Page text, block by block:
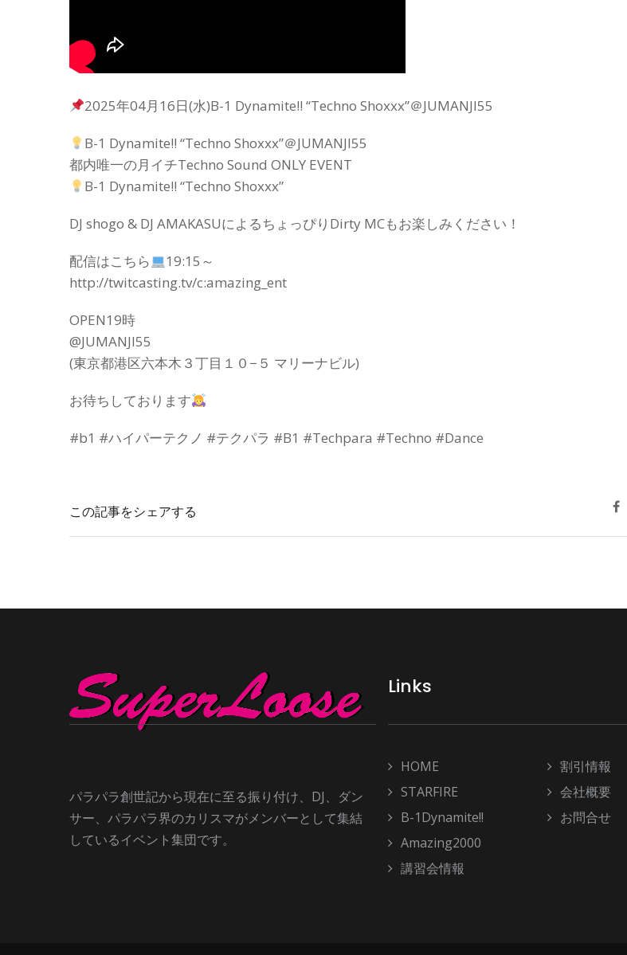
2025年04月16日(水)B-1 Dynamite!! “Techno Shoxxx”＠JUMANJI55
B-1 Dynamite!! “Techno Shoxxx”＠JUMANJI55
都内唯一の月イチTechno Sound ONLY EVENT
B-1 Dynamite!! “Techno Shoxxx”
DJ shogo & DJ AMAKASUによるちょっぴりDirty MCもお楽しみください！
配信はこちら
19:15～
http://twitcasting.tv/c:amazing_ent
OPEN19時
@JUMANJI55
(東京都港区六本木３丁目１０−５ マリーナビル)
お待ちしております
#b1 #ハイパーテクノ #テクパラ #B1 #Techpara #Techno #Dance
この記事をシェアする
パラパラ創世記から現在に至る振り付け、DJ、ダン
サー、パラパラ界のカリスマがメンバーとして集結
しているイベント集団です。
Links
HOME
STARFIRE
B-1Dynamite!!
Amazing2000
講習会情報
割引情報
会社概要
お問合せ